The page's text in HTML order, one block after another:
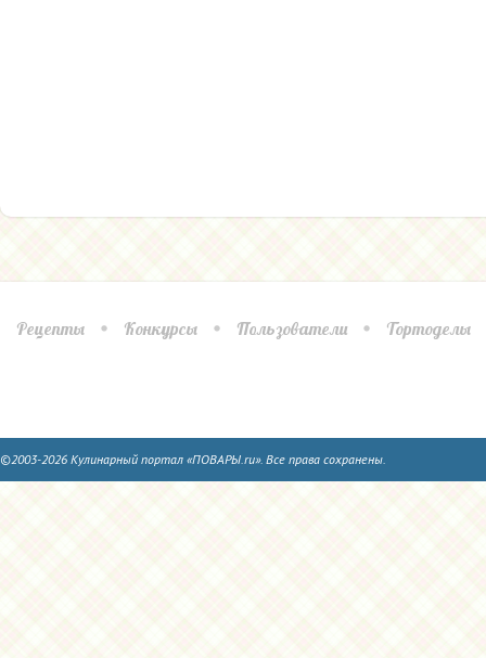
Рецепты Конкурсы Пользователи Тортоделы
©2003-2026 Кулинарный портал «ПОВАРЫ.ru». Все права сохранены.